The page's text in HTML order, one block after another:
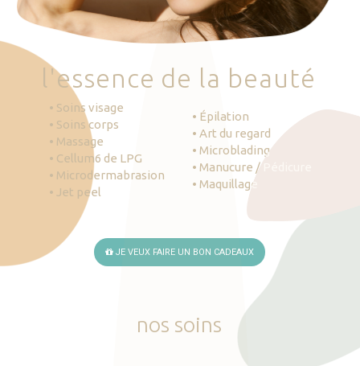
'essence de la beauté
• Soins visage
• Soins corps
• Massage
• Cellum6 de LPG
• Microdermabrasion
• Jet peel
• Épilation
• Art du regard
• Microblading
• Manucure / Pédicure
• Maquillage
JE VEUX FAIRE UN BON CADEAUX
nos soins